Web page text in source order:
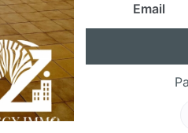
Email